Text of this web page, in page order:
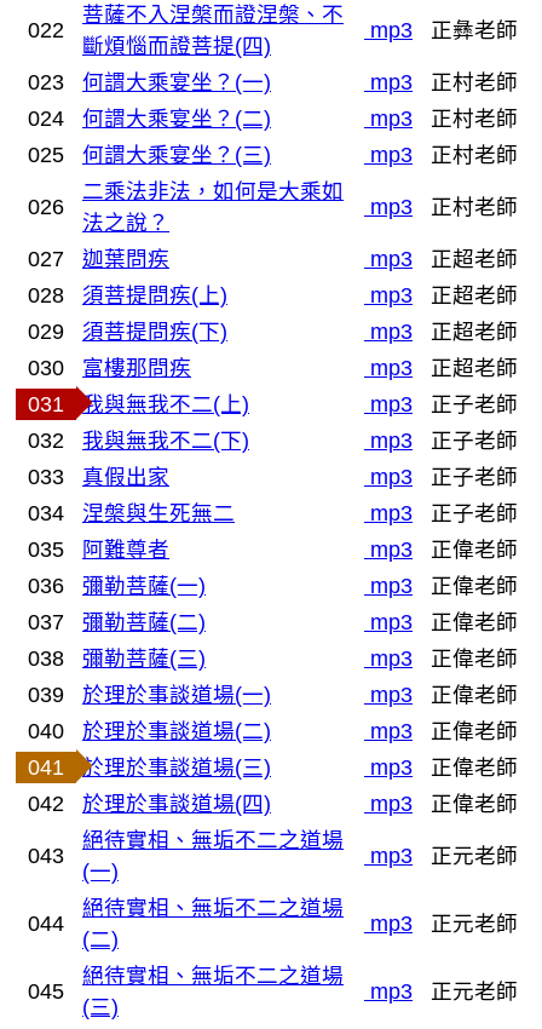
022
菩薩不入涅槃而證涅槃、不
斷煩惱而證菩提(四)
mp3 正彝老師
023 何謂大乘宴坐？(一) mp3
正村老師
024
何謂大乘宴坐？(二) mp3
正村老師
025
何謂大乘宴坐？(三) mp3 正村老師
026
二乘法非法，如何是大乘如
法之說？
mp3 正村老師
027 迦葉問疾 mp3
正超老師
028
須菩提問疾(上) mp3
正超老師
029
須菩提問疾(下) mp3
正超老師
030
富樓那問疾 mp3
正超老師
031
我與無我不二(上) mp3
正子老師
032
我與無我不二(下) mp3
正子老師
033
真假出家 mp3
正子老師
034
涅槃與生死無二 mp3
正子老師
035
阿難尊者 mp3
正偉老師
036
彌勒菩薩(一) mp3
正偉老師
037
彌勒菩薩(二) mp3
正偉老師
038
彌勒菩薩(三) mp3
正偉老師
039
於理於事談道場(一) mp3
正偉老師
040
於理於事談道場(二) mp3
正偉老師
041
於理於事談道場(三) mp3
正偉老師
042
於理於事談道場(四) mp3 正偉老師
043
絕待實相、無垢不二之道場
(一)
mp3 正元老師
044
絕待實相、無垢不二之道場
(二)
mp3 正元老師
045
絕待實相、無垢不二之道場
(三)
mp3 正元老師